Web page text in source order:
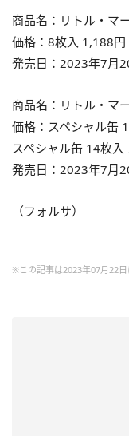
商品名：リトル・マ
価格：8枚入 1,188円
発売日：2023年7月
商品名：リトル・マ
価格：スペシャル缶
スペシャル缶 14枚
発売日：2023年7月
（フォルサ）
※この記事は2023年07月22